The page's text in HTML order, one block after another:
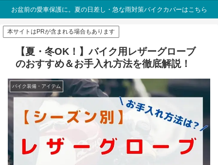
お盆前の愛車保護に。夏の日差し・急な雨対策バイクカバーはこちら
本サイトはPRが含まれる場合もあります
【夏・冬OK！】バイク用レザーグローブ
のおすすめ＆お手入れ方法を徹底解説！
バイク装備・アイテム